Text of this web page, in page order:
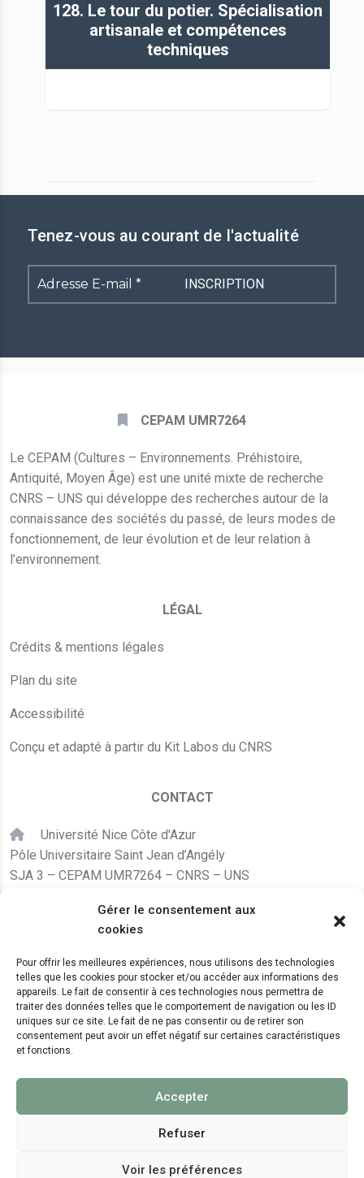
Gérer le consentement aux
cookies
Pour offrir les meilleures expériences, nous utilisons des technologies
telles que les cookies pour stocker et/ou accéder aux informations des
appareils. Le fait de consentir à ces technologies nous permettra de
traiter des données telles que le comportement de navigation ou les ID
uniques sur ce site. Le fait de ne pas consentir ou de retirer son
consentement peut avoir un effet négatif sur certaines caractéristiques
et fonctions.
Accepter
Refuser
Voir les préférences
128. Le tour du potier. Spécialisation
artisanale et compétences
techniques
Tenez-vous au courant de l'actualité
Adresse
E-
CEPAM UMR7264
Le CEPAM (Cultures – Environnements. Préhistoire,
Antiquité, Moyen Âge) est une unité mixte de recherche
CNRS – UNS qui développe des recherches autour de la
connaissance des sociétés du passé, de leurs modes de
fonctionnement, de leur évolution et de leur relation à
l’environnement.
LÉGAL
Crédits & mentions légales
Plan du site
Accessibilité
Conçu et adapté à partir du Kit Labos du CNRS
CONTACT
Université Nice Côte d'Azur
Pôle Universitaire Saint Jean d’Angély
SJA 3 – CEPAM UMR7264 – CNRS – UNS
+33 (0)4 89 15 24 08
LE CEPAM EST HÉBERGÉ PAR
© 2024 Copyright:CEPAM UMR7264, CNRS, CNRS